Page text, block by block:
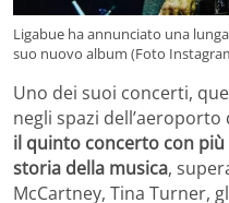
Ligabue ha annunciato una
suo nuovo album (Foto
Uno dei suoi concerti,
negli spazi
il quinto concerto con
storia della musica,
McCartney, Tina Turner,